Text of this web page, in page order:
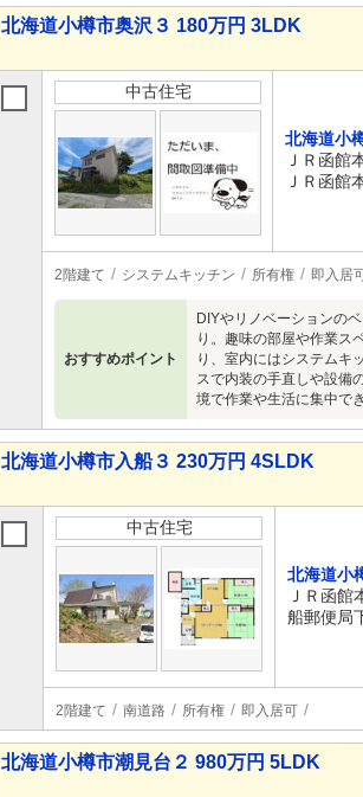
北海道小樽市奥沢３ 180万円 3LDK
中古住宅
北海道小
ＪＲ函館
ＪＲ函館
2階建て システムキッチン 所有権 即入居
おすすめポイント
DIYやリノベーションの
り。趣味の部屋や作業ス
り、室内にはシステムキ
スで内装の手直しや設備
境で作業や生活に集中で
北海道小樽市入船３ 230万円 4SLDK
中古住宅
北海道小
ＪＲ函
船郵便局
2階建て 南道路 所有権 即入居可
北海道小樽市潮見台２ 980万円 5LDK